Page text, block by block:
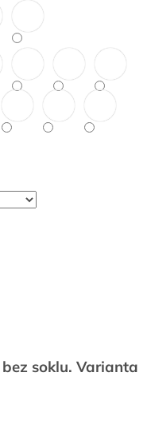
soklu. Varianta